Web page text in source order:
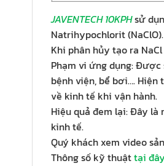
JAVENTECH 10KPHsử
Natrihypochlorit
Khi phân hủy tạo ra
Phạm vi ứng dụng:
bệnh viện, bể bơi….
về kinh tế khi vận hành.
Hiệu quả đem lại: Đây
kinh tế.
Quý khách xem video
Thông số kỹ thuậttại đây